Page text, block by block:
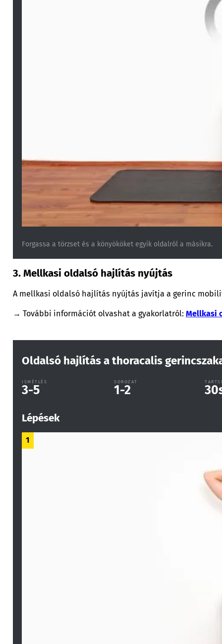
Forgassa a törzset és a könyököket egyik oldalról a másikra.
3. Mellkasi oldalsó hajlítás nyújtás
A mellkasi oldalsó hajlítás nyújtás javítja a gerinc
→ További információt olvashat a gyakorlatról: Mellkasi
Oldalsó hajlítás a thoracalis
ISMÉTLÉS
3-5
SOROZAT
1-2 30
Lépések
1